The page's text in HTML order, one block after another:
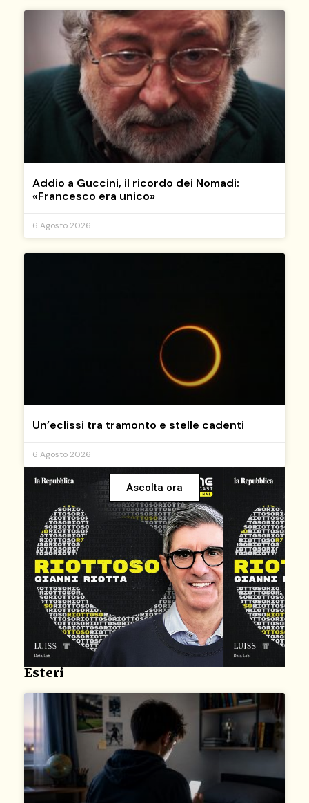
Addio a Guccini, il ricordo dei Nomadi:
«Francesco era unico»
6 Agosto 2026
Un’eclissi tra tramonto e stelle cadenti
6 Agosto 2026
Ascolta ora
Esteri